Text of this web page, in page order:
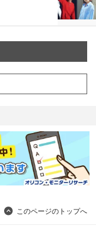
このページのトップへ